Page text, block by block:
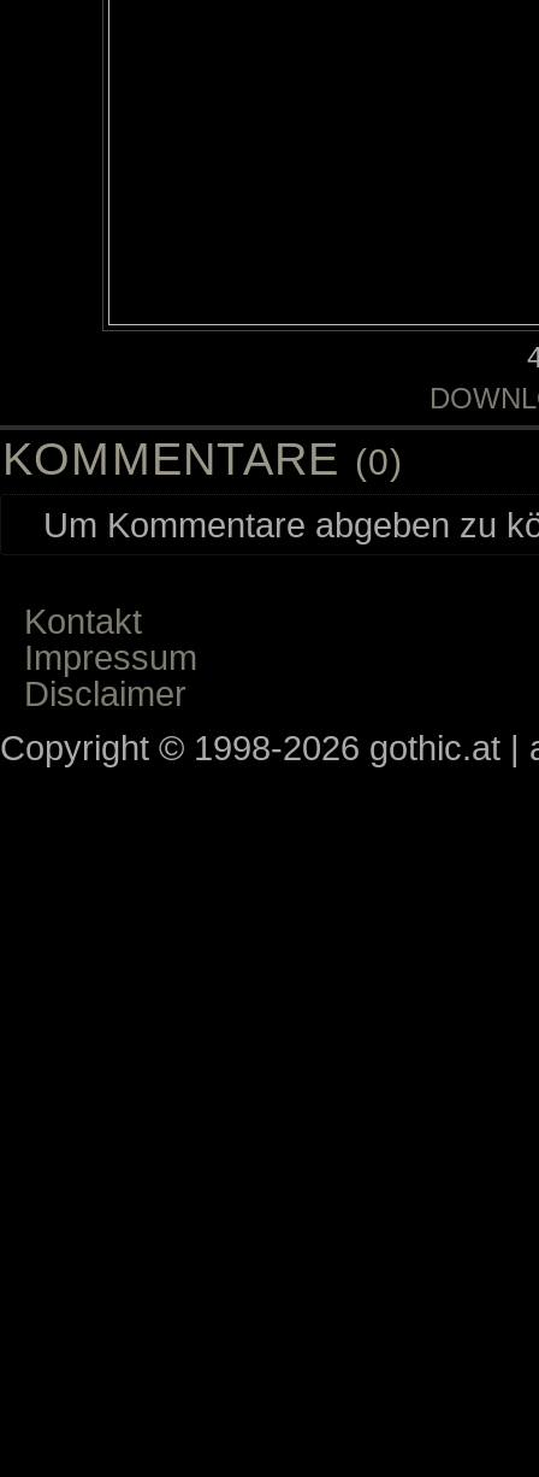
KOMMENTARE (0)
Um Kommentare abgeben zu
Kontakt
Impressum
Disclaimer
Copyright © 1998-2026 gothic.at |